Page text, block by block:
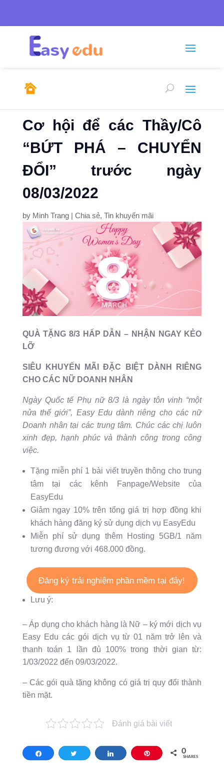
Cơ hội để các Thầy/Cô
“BỨT PHÁ – CHUYỂN
ĐỔI” trước ngày
08/03/2022
by Minh Trang| Chia sẻ, Tin khuyến mãi
QUÀ TẶNG 8/3 HẤP DẪN – NHẬN NGAY KẺO
LỠ
SIÊU KHUYẾN MÃI ĐẶC BIỆT DÀNH RIÊNG
CHO CÁC NỮ DOANH NHÂN
Ngày Quốc tế Phụ nữ 8/3 là ngày tôn vinh “một
nửa thế giới”, Easy Edu dành riêng cho các nữ
Doanh nhân tại các trung tâm. Chúc các chị luôn
xinh đẹp, hạnh phúc và thành công trong công
việc.
Tặng miễn phí 1 bài viết truyền thông cho trung
tâm tại các kênh Fanpage/Website của
EasyEdu
Giảm ngay 10% trên tổng giá trị hợp đồng khi
khách hàng đăng ký sử dụng dịch vụ EasyEdu
Miễn phí sử dụng thêm Hosting 5GB/1 năm
tương đương với 468.000 đồng.
Đăng ký trải nghiệm phần mềm tại đây!
Lưu ý:
– Áp dụng cho khách hàng là Nữ – ký mới dịch vụ
Easy Edu các gói dịch vụ từ 01 năm trở lên và
thanh toán 1 lần đủ 100% trong thời gian từ:
1/03/2022 đến 09/03/2022.
– Các gói quà tặng không có giá trị quy đổi thành
tiền mặt.
Đánh giá bài viết
Share Tweet Share Pin 0
SHARES